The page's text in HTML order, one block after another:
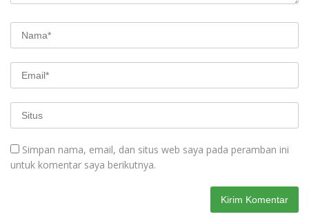
Simpan nama, email, dan situs web saya pada peramban ini
untuk komentar saya berikutnya.